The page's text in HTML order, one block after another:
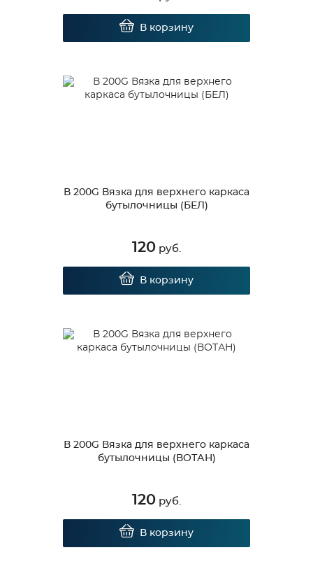
В корзину
В 200G Вязка для верхнего каркаса
бутылочницы (БЕЛ)
120 руб.
В корзину
В 200G Вязка для верхнего каркаса
бутылочницы (ВОТАН)
120 руб.
В корзину